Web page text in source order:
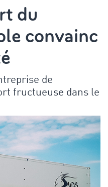
du
convainc
de
fructueuse dans le